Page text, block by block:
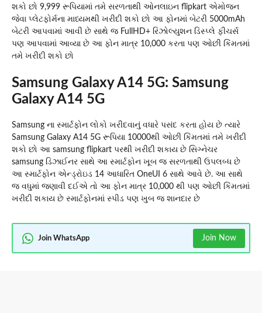
શકો છો 9,999 રૂપિયામાં તમે સરળતાથી ઓનલાઇન flipkart એમોજન
જેવા પ્લેટફોર્મના માધ્યમથી ખરીદી શકો છો આ ફોનમાં બેટરી 5000mAh
બેટરી આપવામાં આવી છે સાથે જ FullHD+ રિઝોલ્યુશન ડિસ્પ્લે ફીચર્સ
પણ આપવામાં આવ્યા છે આ ફોન માત્ર 10,000 કરતા પણ ઓછી કિંમતમાં
તમે ખરીદી શકો છો
Samsung Galaxy A14 5G: Samsung
Galaxy A14 5G
Samsung ના સ્માર્ટફોન લોકો ખરીદવાનું વધારે પસંદ કરતા હોય છે ત્યારે
Samsung Galaxy A14 5G રૂપિયા 10000થી ઓછી કિંમતમાં તમે ખરીદી
શકો છો આ samsung flipkart પરથી ખરીદી શકાય છે સિગ્નેચર
samsung ડિઝાઈનર સાથે આ સ્માર્ટફોન ખૂબ જ સરળતાથી ઉપલબ્ધ છે
આ સ્માર્ટફોન એન્ડ્રોઇડ 14 આધારિત OneUI 6 સાથે આવે છે. આ સાથે
જ વધુમાં જણાવી દઈએ તો આ ફોન માત્ર 10,000 થી પણ ઓછી કિંમતમાં
ખરીદી શકાય છે સ્માર્ટફોનમાં સ્પીડ પણ ખુબ જ શાનદાર છે
Join WhatsApp Join Now